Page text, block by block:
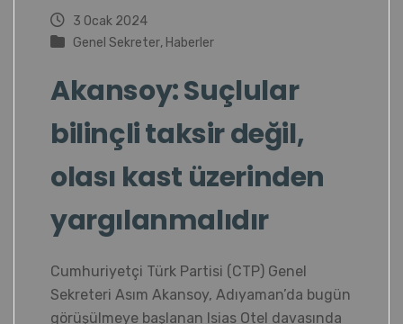
3 Ocak 2024
Genel Sekreter, Haberler
Akansoy: Suçlular
bilinçli taksir değil,
olası kast üzerinden
yargılanmalıdır
Cumhuriyetçi Türk Partisi (CTP) Genel
Sekreteri Asım Akansoy, Adıyaman’da bugün
görüşülmeye başlanan Isias Otel davasında